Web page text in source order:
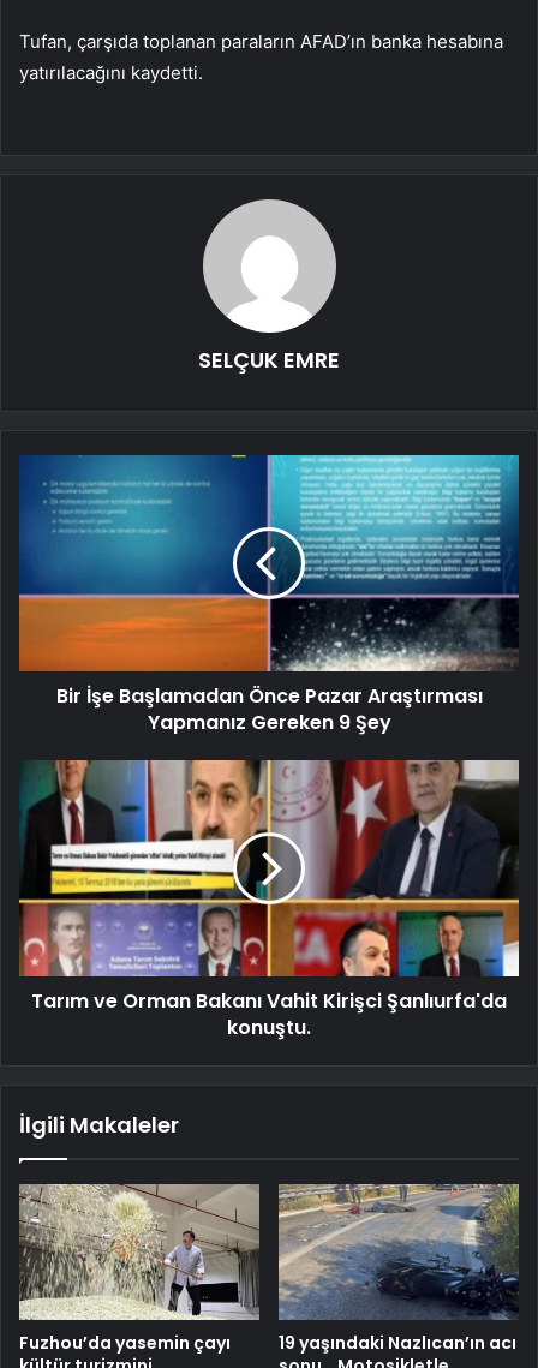
Tufan, çarşıda toplanan paraların AFAD’ın banka hesabına
yatırılacağını kaydetti.
SELÇUK EMRE
Bir İşe Başlamadan Önce Pazar Araştırması
Yapmanız Gereken 9 Şey
Tarım ve Orman Bakanı Vahit Kirişci Şanlıurfa'da
konuştu.
İlgili Makaleler
Fuzhou’da yasemin çayı
19 yaşındaki Nazlıcan’ın acı